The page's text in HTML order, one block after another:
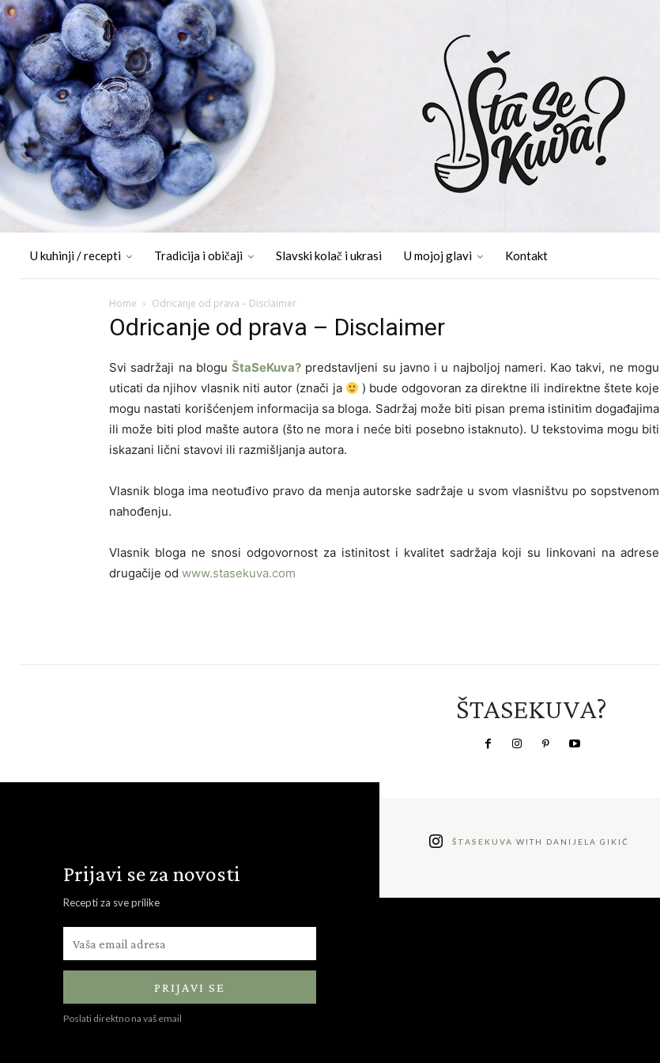
U kuhinji / recepti Tradicija i običaji Slavski kolač i ukrasi U mojoj glavi Kontakt
Home Odricanje od prava – Disclaimer
Odricanje od prava – Disclaimer
Svi sadržaji na bloguŠtaSeKuva? predstavljeni su javno i u najboljoj nameri. Kao takvi, ne mogu
uticati da njihov vlasnik niti autor (znači ja
) bude odgovoran za direktne ili indirektne štete koje
mogu nastati korišćenjem informacija sa bloga. Sadržaj može biti pisan prema istinitim događajima
ili može biti plod mašte autora (što ne mora i neće biti posebno istaknuto). U tekstovima mogu biti
iskazani lični stavovi ili razmišljanja autora.
Vlasnik bloga ima neotuđivo pravo da menja autorske sadržaje u svom vlasništvu po sopstvenom
nahođenju.
Vlasnik bloga ne snosi odgovornost za istinitost i kvalitet sadržaja koji su linkovani na adrese
drugačije od www.stasekuva.com
ŠTASEKUVA?
Prijavi se za novosti
Recepti za sve prilike
PRIJAVI SE
Poslati direktno na vaš email
ŠTASEKUVA WITH DANIJELA GIKIĆ